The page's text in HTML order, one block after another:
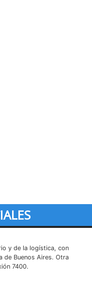
y de la logística, con
de Buenos Aires. Otra
7400.